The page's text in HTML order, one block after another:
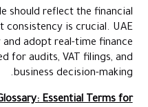
should reflect the financial
consistency is crucial. UAE
adopt real-time finance
for audits, VAT filings, and
business decision-making.
Essential Terms for